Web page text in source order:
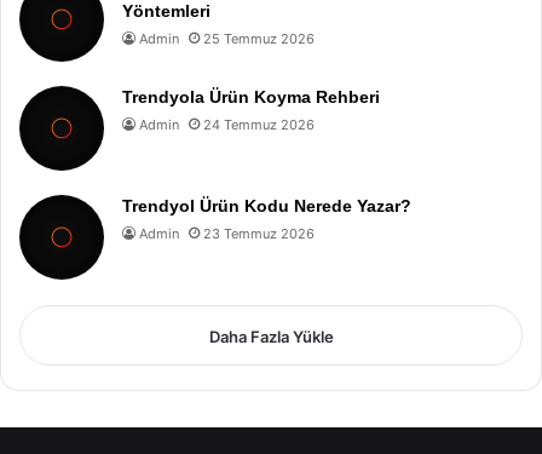
Yöntemleri
Admin 25 Temmuz 2026
Trendyola Ürün Koyma Rehberi
Admin 24 Temmuz 2026
Trendyol Ürün Kodu Nerede Yazar?
Admin 23 Temmuz 2026
Daha Fazla Yükle